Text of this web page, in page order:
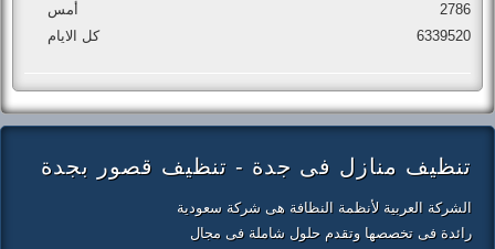
أمس
كل الايام
2786
6339520
تنظيف منازل فى جدة - تنظيف قصور بجدة
الشركة العربية لأنظمة النظافة هى شركة سعودية
رائدة فى تخصصها وتقدم حلول شاملة فى مجال